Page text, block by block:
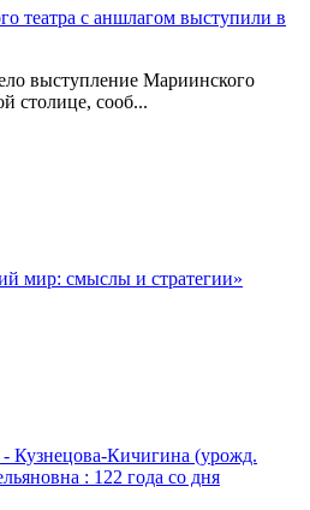
театра с аншлагом выступили в
выступление Мариинского
столице, сооб...
мир: смыслы и стратегии»
- Кузнецова-Кичигина (урожд.
: 122 года со дня